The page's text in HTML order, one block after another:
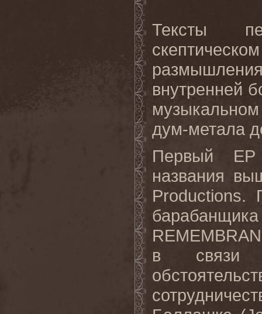
Тексты
внутренней
дум-метала
Первый EP
названия
Productions.
в связи